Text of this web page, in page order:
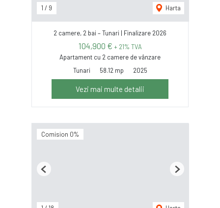
1 / 9 Harta
2 camere, 2 bai – Tunari | Finalizare 2026
104,900 € + 21% TVA
Apartament cu 2 camere de vânzare
Tunari
58.12 mp 2025
Vezi mai multe detalii
Comision 0%
Previous Next